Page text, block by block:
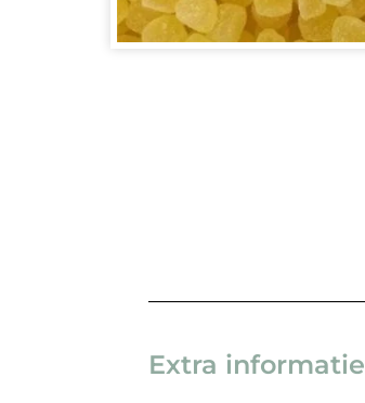
Extra informatie